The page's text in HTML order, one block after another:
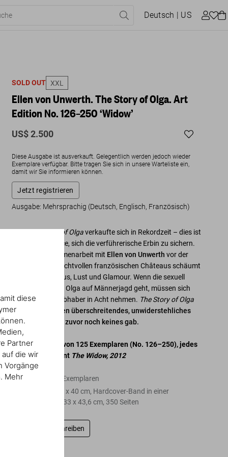
diese
Partner
die wir
Vorgänge
Mehr
Deutsch | US
SOLD OUT XXL
Ellen von Unwerth. The Story of Olga. Art
Edition No. 126–250 ‘Widow’
US$ 2.500
Diese Ausgabe ist ausverkauft. Gelegentlich werden jedoch wieder
Exemplare verfügbar. Bitte tragen Sie sich in unsere Warteliste ein,
damit wir Sie informieren können.
Jetzt registrieren
Ausgabe: Mehrsprachig (Deutsch, Englisch, Französisch)
Book of Olgaverkaufte sich in Rekordzeit – dies ist
die zweite Chance, sich die verführerische Erbin zu sichern.
Die neue Zusammenarbeit mit Ellen von Unwerth vor der
Kulisse eines prachtvollen französischen Châteaus schäumt
förmlich vor Luxus, Lust und Glamour. Wenn die sexuell
freizügige Heldin Olga auf Männerjagd geht, müssen sich
ahnungslose Liebhaber in Acht nehmen. The Story of Olga
ist ein die
Grenzen überschreitendes, unwiderstehliches
Märchen, wie es zuvor noch keines gab.
Limited Edition von 125 Exemplaren (No. 126–250), jedes
mit dem Fotoprint The Widow, 2012
Edition von 125 Exemplaren
Fine Art Print, 30 x 40 cm, Hardcover-Band in einer
Schlagkassette, 33 x 43,6 cm, 350 Seiten
Bewertung schreiben